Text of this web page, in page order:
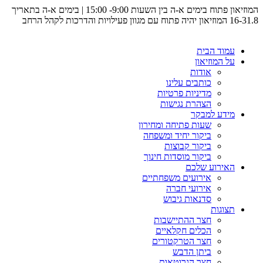
המוזיאון פתוח בימים א-ה בין השעות 9:00- 15:00 | בימים א-ה בתאריך
16-31.8 המוזיאון יהיה פתוח עם מגוון פעילויות והדרכות לקהל הרחב
עמוד הבית
על המוזיאון
אודות
כותבים עלינו
מדיניות פרטיות
הצהרת נגישות
מידע למבקר
שעות פתיחה ומחירון
ביקור יחיד ומשפחה
ביקור קבוצות
ביקור מוסדות חינוך
האירוע שלכם
אירועים משפחתיים
אירועי חברה
סדנאות גיבוש
תצוגות
חצר ההתיישבות
הכלים חקלאיים
חצר הטרקטורים
ביתן הדבש